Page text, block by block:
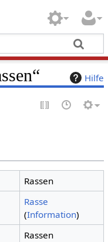
Hilfe
Rassen
Rasse
(Information)
Rassen